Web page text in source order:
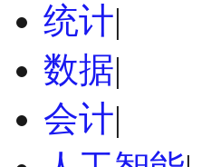
统计|
数据|
会计|